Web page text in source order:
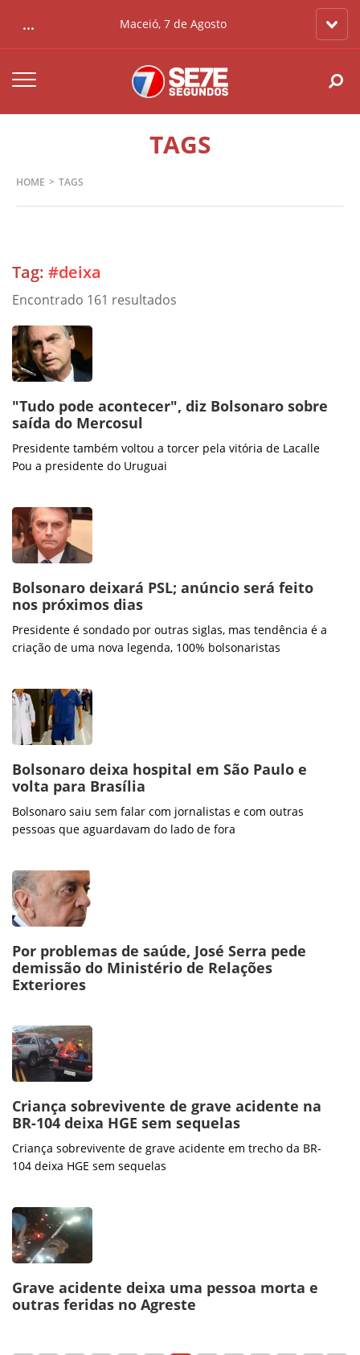
... Maceió, 7 de Agosto
HOME TAGS
TAGS
Tag: #deixa
Encontrado 161 resultados
"Tudo pode acontecer", diz Bolsonaro sobre
saída do Mercosul
Presidente também voltou a torcer pela vitória de Lacalle
Pou a presidente do Uruguai
Bolsonaro deixará PSL; anúncio será feito
nos próximos dias
Presidente é sondado por outras siglas, mas tendência é a
criação de uma nova legenda, 100% bolsonaristas
Bolsonaro deixa hospital em São Paulo e
volta para Brasília
Bolsonaro saiu sem falar com jornalistas e com outras
pessoas que aguardavam do lado de fora
Por problemas de saúde, José Serra pede
demissão do Ministério de Relações
Exteriores
Criança sobrevivente de grave acidente na
BR-104 deixa HGE sem sequelas
Criança sobrevivente de grave acidente em trecho da BR-
104 deixa HGE sem sequelas
Grave acidente deixa uma pessoa morta e
outras feridas no Agreste